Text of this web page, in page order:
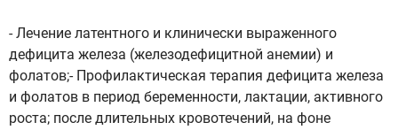
- Лечение латентного и клинически выраженного
дефицита железа (железодефицитной анемии) и
фолатов;- Профилактическая терапия дефицита железа
и фолатов в период беременности, лактации, активного
роста; после длительных кровотечений, на фоне